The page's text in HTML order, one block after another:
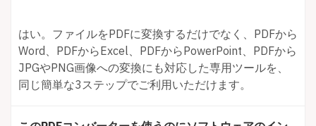
はい。ファイルをPDFに変換するだけでなく、PDFから
Word、PDFからExcel、PDFからPowerPoint、PDFから
JPGやPNG画像への変換にも対応した専用ツールを、
同じ簡単な3ステップでご利用いただけます。